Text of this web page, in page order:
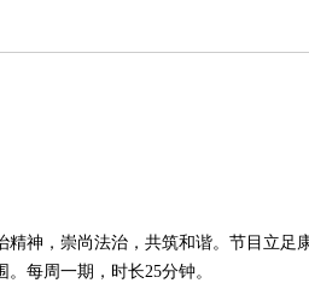
神，崇尚法治，共筑和谐。节目立足
每周一期，时长25分钟。